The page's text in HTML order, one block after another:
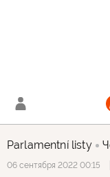
Parlamentní listy
06 сентября 2022 00:15